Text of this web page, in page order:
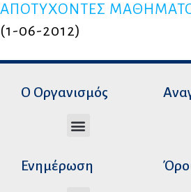
ΑΠΟΤΥΧΟΝΤΕΣ
(1-06-2012)
Ο Οργανισμός
Ενημέρωση